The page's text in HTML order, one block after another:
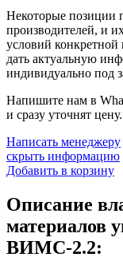
Некоторые позиции
производителей, и
условий
дать актуальную
индивидуально под
Напишите нам в
и сразу уточнят цену.
Написать менеджеру
скрыть информацию
Добавить в корзину
Описание
материалов
ВИМС-2.2: